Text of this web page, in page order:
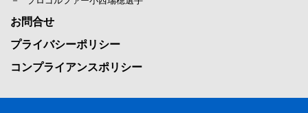
お問合せ
プライバシーポリシー
コンプライアンスポリシー